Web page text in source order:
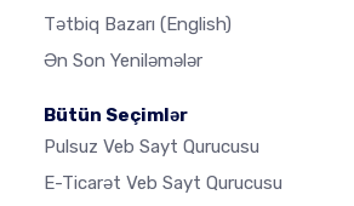
Tətbiq Bazarı (English)
Ən Son Yeniləmələr
Bütün Seçimlər
Pulsuz Veb Sayt Qurucusu
E-Ticarət Veb Sayt Qurucusu